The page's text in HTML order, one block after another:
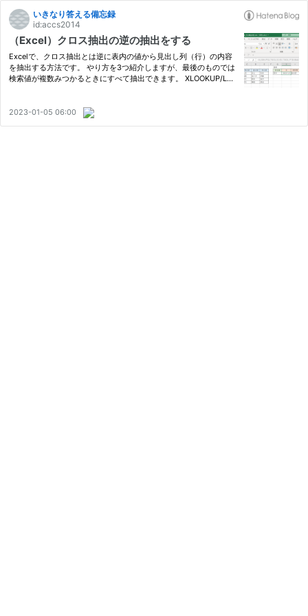
いきなり答える備忘録
id:accs2014
（Excel）クロス抽出の逆の抽出をする
Excelで、クロス抽出とは逆に表内の値から見出し列（行）の内容
を抽出する方法です。 やり方を3つ紹介しますが、最後のものでは
検索値が複数みつかるときにすべて抽出できます。 XLOOKUP/LA
OW(BYCOL)関数を使…
2023-01-05 06:00